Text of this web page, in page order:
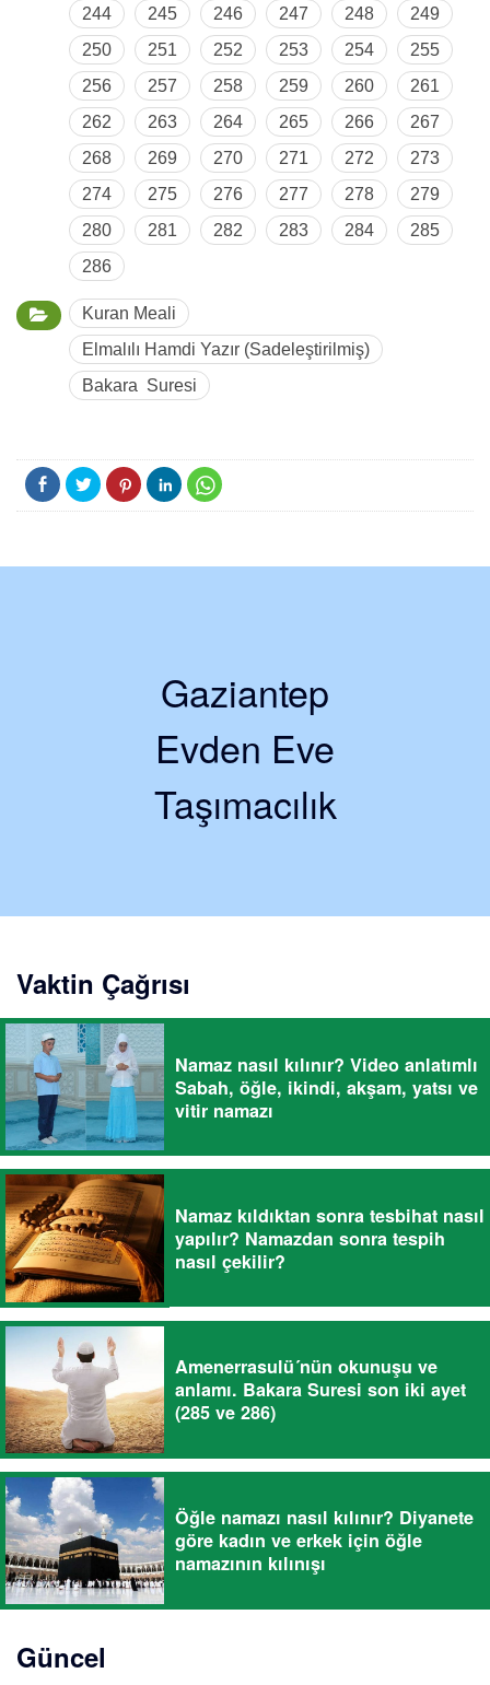
244 245 246 247 248
249
250
251 252 253 254
255
256
257 258 259 260
261
262
263 264 265 266
267
268
269 270 271 272
273
274
275 276 277 278
279
280
281 282 283 284
285
286
Kuran Meali
Elmalılı Hamdi Yazır (Sadeleştirilmiş)
Bakara Suresi
Gaziantep
Evden Eve
Taşımacılık
Vaktin Çağrısı
Namaz nasıl kılınır? Video anlatımlı
Sabah, öğle, ikindi, akşam, yatsı ve
vitir namazı
Namaz kıldıktan sonra tesbihat nasıl
yapılır? Namazdan sonra tespih
nasıl çekilir?
Amenerrasulü´nün okunuşu ve
anlamı. Bakara Suresi son iki ayet
(285 ve 286)
Öğle namazı nasıl kılınır? Diyanete
göre kadın ve erkek için öğle
namazının kılınışı
Güncel